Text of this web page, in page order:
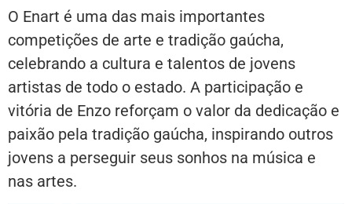
O Enart é uma das mais importantes
competições de arte e tradição gaúcha,
celebrando a cultura e talentos de jovens
artistas de todo o estado. A participação e
vitória de Enzo reforçam o valor da dedicação e
paixão pela tradição gaúcha, inspirando outros
jovens a perseguir seus sonhos na música e
nas artes.